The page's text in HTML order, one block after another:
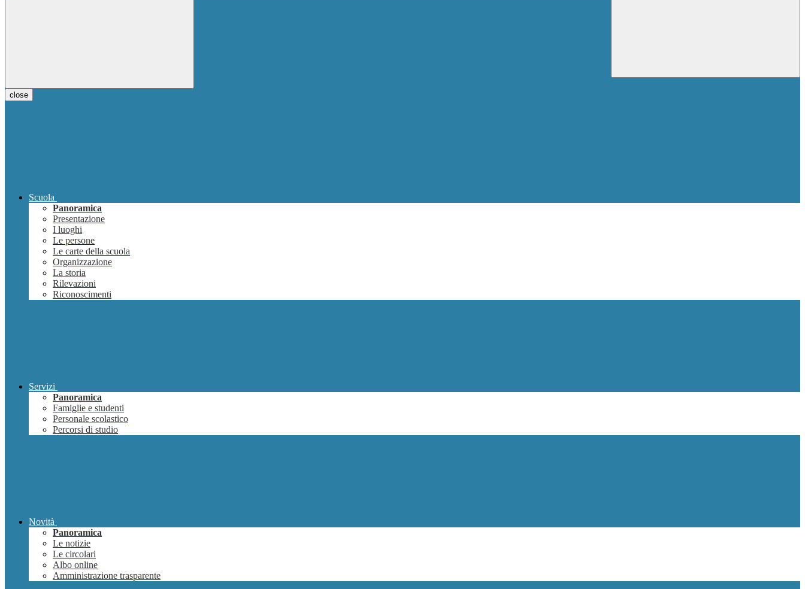
close
Scuola
Panoramica
Presentazione
I luoghi
Le persone
Le carte della scuola
Organizzazione
La storia
Rilevazioni
Riconoscimenti
Servizi
Panoramica
Famiglie e studenti
Personale scolastico
Percorsi di studio
Novità
Panoramica
Le notizie
Le circolari
Albo online
Amministrazione trasparente